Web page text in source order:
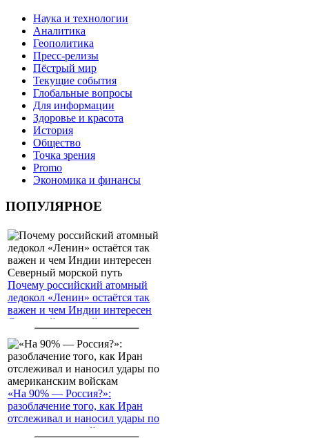
Наука и технологии
Аналитика
Геополитика
Пресс-релизы
Пёстрый мир
Текущие события
Глобальные вопросы
Для информации
Здоровье и красота
История
Общество
Точка зрения
Promo
Экономика и финансы
ПОПУЛЯРНОЕ
Почему российский атомный
ледокол «Ленин» остаётся так
важен и чем Индии интересен
Северный морской путь
«На 90% — Россия?»:
разоблачение того, как Иран
отслеживал и наносил удары по
американским войскам